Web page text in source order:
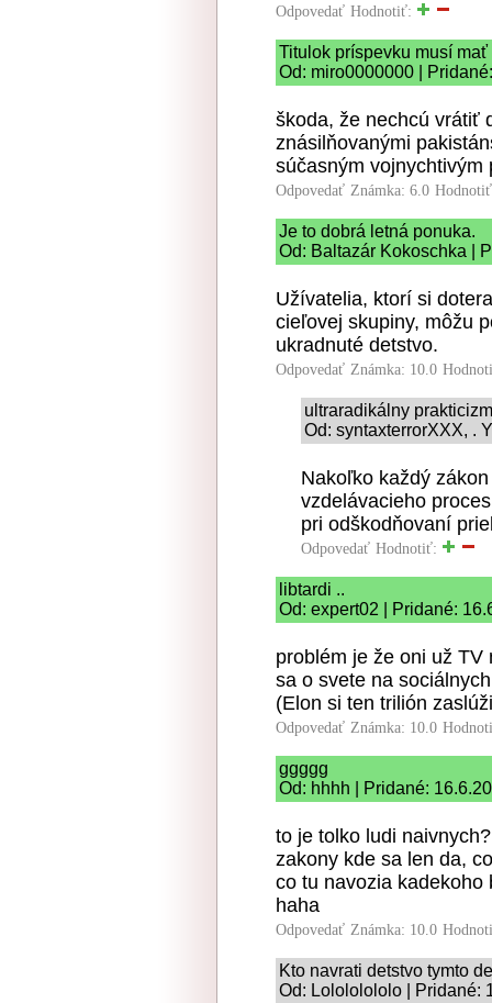
Odpovedať Hodnotiť:
Titulok príspevku musí
Od: miro0000000 |
škoda, že nechcú vrátiť
znásilňovanými
súčasným vojnychtivým
Odpovedať Známka: 6.0
Je to dobrá letná ponuka.
Od: Baltazár Kokoschka |
Užívatelia, ktorí si
cieľovej skupiny, môžu
ukradnuté detstvo.
Odpovedať Známka: 10.0
ultraradikálny
Od: syntaxterrorXXX, .
Nakoľko každý
vzdelávacieho
pri odškodňovaní
Odpovedať Hodnotiť:
libtardi ..
Od: expert02 | Pridané:
problém je že oni už
sa o svete na
(Elon si ten trilión
Odpovedať Známka: 10.0
ggggg
Od: hhhh | Pridané:
to je tolko ludi
zakony kde sa len da,
co tu navozia kadekoho
haha
Odpovedať Známka: 10.0
Kto navrati detstvo tymto
Od: Lolololololo | Pridané: